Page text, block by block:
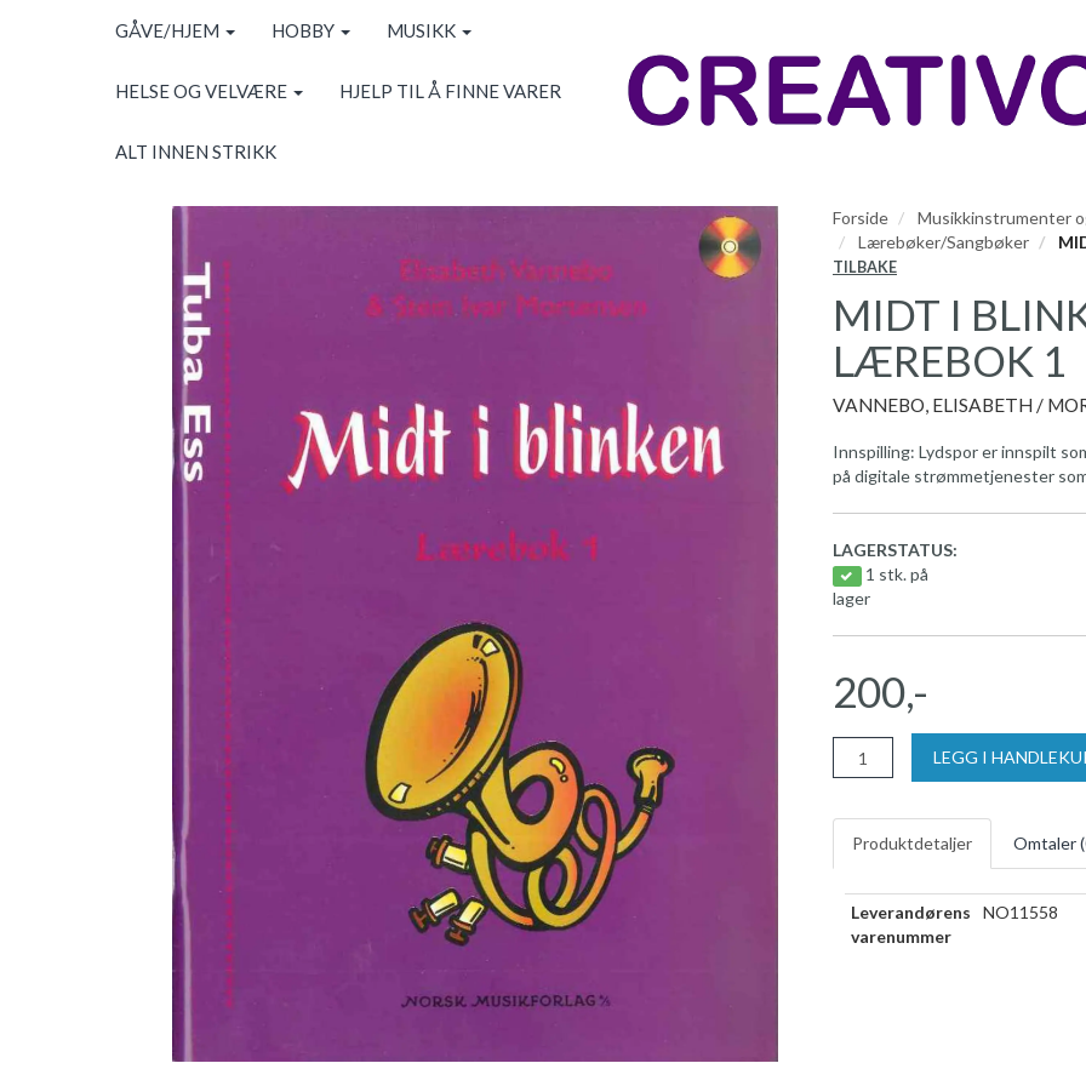
GÅVE/HJEM HOBBY MUSIKK
HELSE OG VELVÆRE HJELP TIL Å FINNE VARER
ALT INNEN STRIKK
Forside
Musikkinstrumenter
Lærebøker/Sangbøker
TILBAKE
MIDT I
LÆREBOK 1
VANNEBO, ELISABETH /
Innspilling: Lydspor er innspilt
på digitale strømmetjenester
LAGERSTATUS:
1 stk. på
lager
200,-
LEGG I
Produktdetaljer Omtaler (
Leverandørens
varenummer
NO11558